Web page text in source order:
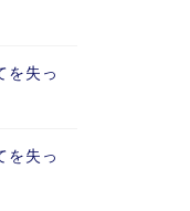
を失っ
を失っ